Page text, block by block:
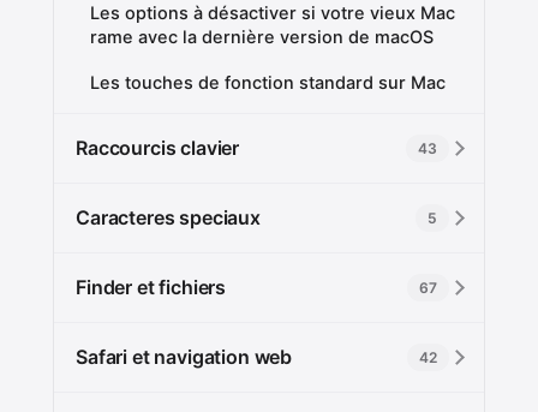
Les options à désactiver si votre vieux Mac
rame avec la dernière version de macOS
Les touches de fonction standard sur Mac
Raccourcis clavier 43
Caracteres speciaux 5
Finder et fichiers 67
Safari et navigation web 42